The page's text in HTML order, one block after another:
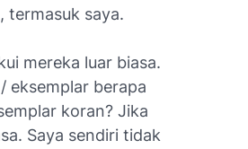
termasuk saya.
mereka luar biasa.
eksemplar berapa
koran? Jika
Saya sendiri tidak